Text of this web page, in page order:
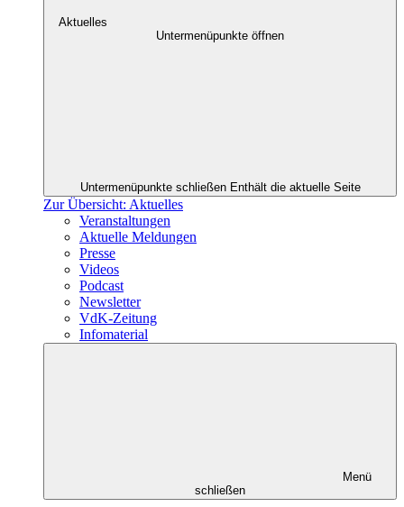
Aktuelles
Untermenüpunkte öffnen
Untermenüpunkte schließen Enthält die aktuelle Seite
Zur Übersicht: Aktuelles
Veranstaltungen
Aktuelle Meldungen
Presse
Videos
Podcast
Newsletter
VdK-Zeitung
Infomaterial
Menü
schließen